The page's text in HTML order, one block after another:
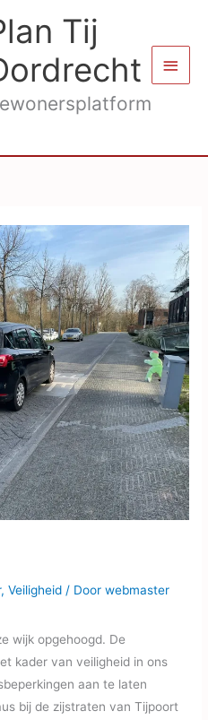
Tij
,Veiligheid / Doorwebmaster
wijk opgehoogd. De
kader van veiligheid in ons
aan te laten
bij de zijstraten van Tijpoort